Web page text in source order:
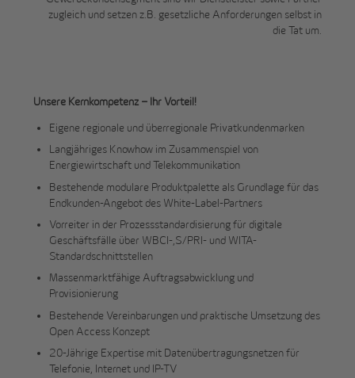
zugleich und setzen z.B. gesetzliche Anforderungen selbst in
die Tat um.
Unsere Kernkompetenz – Ihr Vorteil!
Eigene regionale und überregionale Privatkundenmarken
Langjähriges Knowhow im Zusammenspiel von
Energiewirtschaft und Telekommunikation
Bestehende modulare Produktpalette als Grundlage für das
Endkunden-Angebot des White-Label-Partners
Vorreiter in der Prozessstandardisierung für digitale
Geschäftsfälle über WBCI-,S/PRI- und WITA-
Standardschnittstellen
Massenmarktfähige Auftragsabwicklung und
Provisionierung
Bestehende Vereinbarungen und praktische Umsetzung des
Open Access Konzept
20-Jährige Expertise mit Datenübertragungsnetzen für
Telefonie, Internet und IP-TV